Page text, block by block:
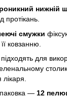
нижній
протікань.
смужки
ковзанню.
для
лікаря.
— 12